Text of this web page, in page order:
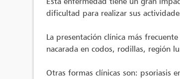
dificultad para realizar sus
La presentación clínica más
nacarada en codos, rodillas, región
Otras formas clínicas son: psoriasis